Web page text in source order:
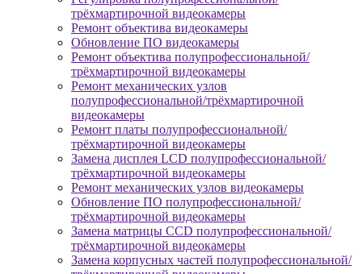
трёхмартирочной видеокамеры
Ремонт объектива видеокамеры
Обновление ПО видеокамеры
Ремонт объектива полупрофессиональной/
трёхмартирочной видеокамеры
Ремонт механических узлов
полупрофессиональной/трёхмартирочной
видеокамеры
Ремонт платы полупрофессиональной/
трёхмартирочной видеокамеры
Замена дисплея LCD полупрофессиональной/
трёхмартирочной видеокамеры
Ремонт механических узлов видеокамеры
Обновление ПО полупрофессиональной/
трёхмартирочной видеокамеры
Замена матрицы CCD полупрофессиональной/
трёхмартирочной видеокамеры
Замена корпусных частей полупрофессиональной/